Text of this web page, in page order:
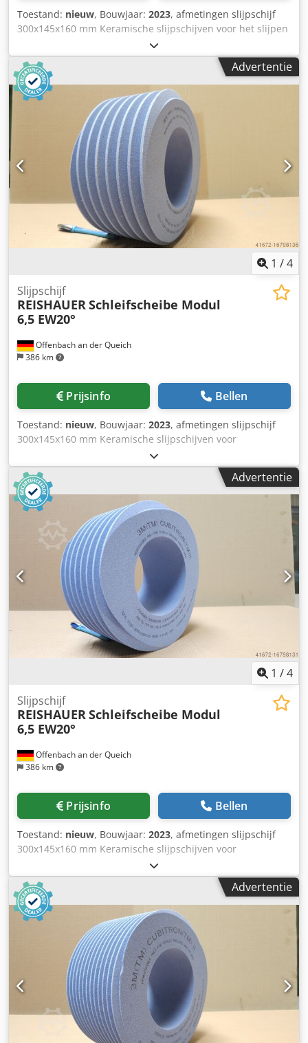
Toestand: nieuw, Bouwjaar: 2023, afmetingen slijpschijf
300x145x160 mm Keramische slijpschijven voor het slijpen
van tandflanken - 145 mm breed Afmetingen volgens
machinetype Reishauer T1SP 300x145x160 M3.75 EW20°
3GG van 3M -Profileren volgens specificatiemodule m,
spoed gg, drukhoek EW Chedjul Ep Espfx Ah Doa
Voordelen: - Het risico op brandwonden door slijpen is
bijna nul - Maaltijden tot 50% verkort - 2x minder aankleed
inspanning - Verdubbel de levensduur van slijpschijven -
Continue consistente slijpprestaties - Aanzienlijk hogere
slijpparameters dan standaardgereedschappen !! ALS
NIEUW!!
Advertentie
1 /4
Offenbach an der Queich
386 km
Slijpschijf
REISHAUERSchleifscheibe Modul
6,5 EW20°
Prijsinfo Bellen
Toestand: nieuw, Bouwjaar: 2023, afmetingen slijpschijf
300x145x160 mm Keramische slijpschijven voor
tandflankslijpen - 145 mm breed Afmetingen volgens
machinetype Reishauer T1SP 300x145x160 M6.5 EW20°
2GG van 3M Csdpfx Ajuayq Esh Dsha -Profileren volgens
specificatiemodule m, spoed gg, drukhoek EW Voordelen: -
Het risico op brandwonden door slijpen is bijna nul - Tot
50% kortere slijptijden - 2 keer minder
aankleedinspanning - Verdubbel de levensduur van
slijpschijven - Continue consistente slijpprestaties -
Aanzienlijk hogere slijpparameters dan
standaardgereedschappen !! ALS NIEUW!!
Advertentie
1 /4
Offenbach an der Queich
386 km
Slijpschijf
REISHAUERSchleifscheibe Modul
6,5 EW20°
Prijsinfo Bellen
Toestand: nieuw, Bouwjaar: 2023, afmetingen slijpschijf
300x145x160 mm Keramische slijpschijven voor
tandflankslijpen - 145 mm breed Cjdpfxsuayqxo Ah Dsha
Afmetingen volgens machinetype Reishauer T1SP
300x145x160 M6.5 EW20° 3GG van 3M -Profileren volgens
specificatiemodule m, spoed gg, drukhoek EW Voordelen: -
Het risico op brandwonden door slijpen is bijna nul - Tot
50% kortere slijptijden - 2x minder aankleedinspanning -
Verdubbel de levensduur van slijpschijven - Continue
consistente slijpprestaties - Aanzienlijk hogere
slijpparameters dan standaardgereedschappen !! ALS
NIEUW!!
Advertentie